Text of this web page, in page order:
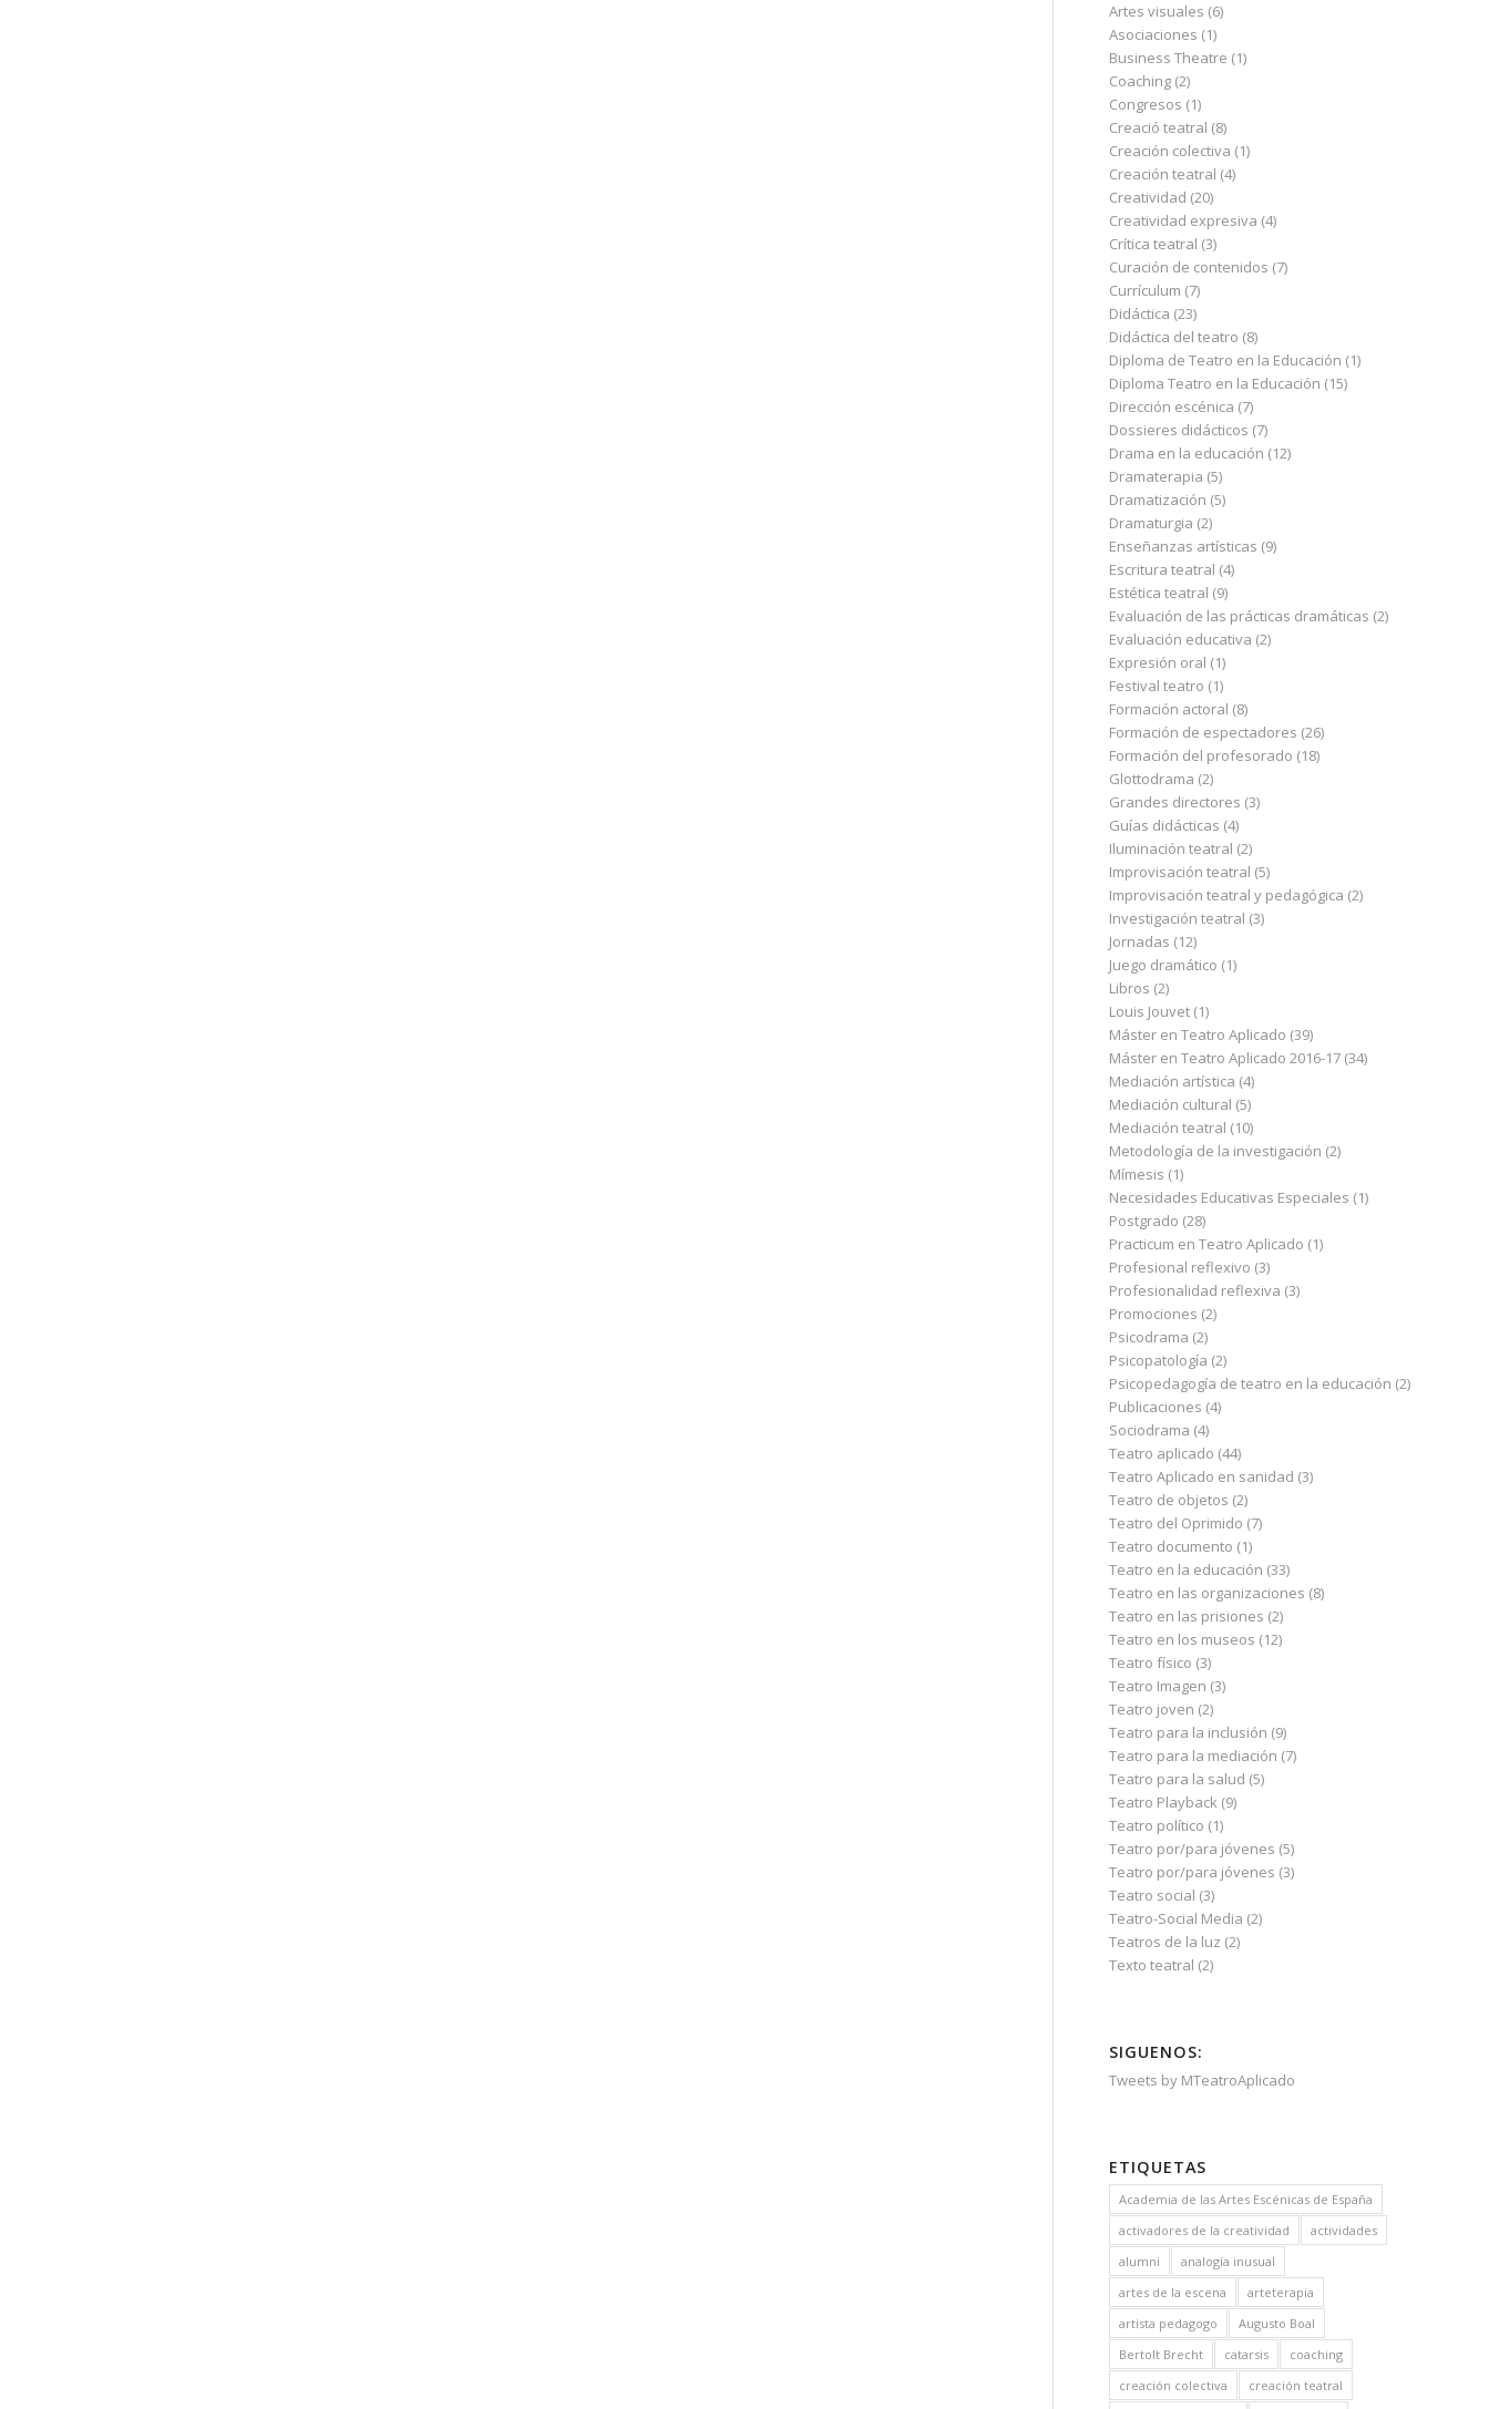
Artes visuales (6)
Asociaciones (1)
Business Theatre (1)
Coaching (2)
Congresos (1)
Creació teatral (8)
Creación colectiva (1)
Creación teatral (4)
Creatividad (20)
Creatividad expresiva (4)
Crítica teatral (3)
Curación de contenidos (7)
Currículum (7)
Didáctica (23)
Didáctica del teatro (8)
Diploma de Teatro en la Educación (1)
Diploma Teatro en la Educación (15)
Dirección escénica (7)
Dossieres didácticos (7)
Drama en la educación (12)
Dramaterapia (5)
Dramatización (5)
Dramaturgia (2)
Enseñanzas artísticas (9)
Escritura teatral (4)
Estética teatral (9)
Evaluación de las prácticas dramáticas (2)
Evaluación educativa (2)
Expresión oral (1)
Festival teatro (1)
Formación actoral (8)
Formación de espectadores (26)
Formación del profesorado (18)
Glottodrama (2)
Grandes directores (3)
Guías didácticas (4)
Iluminación teatral (2)
Improvisación teatral (5)
Improvisación teatral y pedagógica (2)
Investigación teatral (3)
Jornadas (12)
Juego dramático (1)
Libros (2)
Louis Jouvet (1)
Máster en Teatro Aplicado (39)
Máster en Teatro Aplicado 2016-17 (34)
Mediación artística (4)
Mediación cultural (5)
Mediación teatral (10)
Metodología de la investigación (2)
Mímesis (1)
Necesidades Educativas Especiales (1)
Postgrado (28)
Practicum en Teatro Aplicado (1)
Profesional reflexivo (3)
Profesionalidad reflexiva (3)
Promociones (2)
Psicodrama (2)
Psicopatología (2)
Psicopedagogía de teatro en la educación (2)
Publicaciones (4)
Sociodrama (4)
Teatro aplicado (44)
Teatro Aplicado en sanidad (3)
Teatro de objetos (2)
Teatro del Oprimido (7)
Teatro documento (1)
Teatro en la educación (33)
Teatro en las organizaciones (8)
Teatro en las prisiones (2)
Teatro en los museos (12)
Teatro físico (3)
Teatro Imagen (3)
Teatro joven (2)
Teatro para la inclusión (9)
Teatro para la mediación (7)
Teatro para la salud (5)
Teatro Playback (9)
Teatro político (1)
Teatro por/para jóvenes (5)
Teatro por/para jóvenes (3)
Teatro social (3)
Teatro-Social Media (2)
Teatros de la luz (2)
Texto teatral (2)
SIGUENOS:
Tweets by MTeatroAplicado
ETIQUETAS
Academia de las Artes Escénicas de España
activadores de la creatividad
actividades
alumni
analogía inusual
artes de la escena
arteterapia
artista pedagogo
Augusto Boal
Bertolt Brecht
catarsis
coaching
creación colectiva
creación teatral